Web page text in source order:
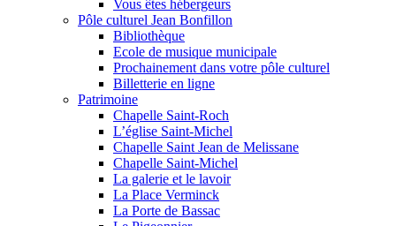
Vous êtes hébergeurs
Pôle culturel Jean Bonfillon
Bibliothèque
Ecole de musique municipale
Prochainement dans votre pôle culturel
Billetterie en ligne
Patrimoine
Chapelle Saint-Roch
L’église Saint-Michel
Chapelle Saint Jean de Melissane
Chapelle Saint-Michel
La galerie et le lavoir
La Place Verminck
La Porte de Bassac